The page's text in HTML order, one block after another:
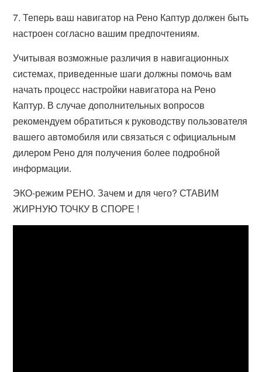
7. Теперь ваш навигатор на Рено Каптур должен быть
настроен согласно вашим предпочтениям.
Учитывая возможные различия в навигационных
системах, приведенные шаги должны помочь вам
начать процесс настройки навигатора на Рено
Каптур. В случае дополнительных вопросов
рекомендуем обратиться к руководству пользователя
вашего автомобиля или связаться с официальным
дилером Рено для получения более подробной
информации.
ЭКО-режим РЕНО. Зачем и для чего? СТАВИМ
ЖИРНУЮ ТОЧКУ В СПОРЕ !